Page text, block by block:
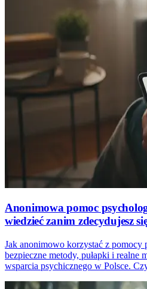
Anonimowa pomoc
wiedzieć zanim zdecydujesz
Jak anonimowo korzystać z pomocy
bezpieczne metody, pułapki i realne
wsparcia psychicznego w Polsce.